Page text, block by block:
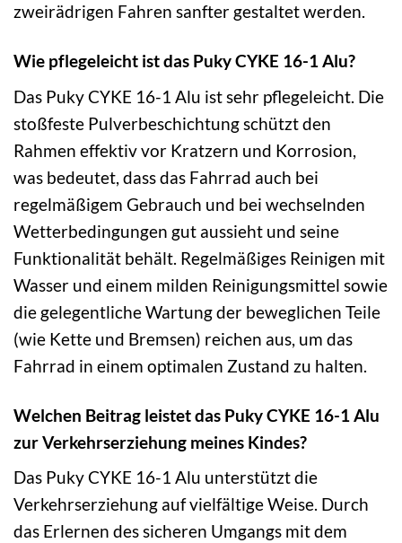
zweirädrigen Fahren sanfter gestaltet werden.
Wie pflegeleicht ist das Puky CYKE 16-1 Alu?
Das Puky CYKE 16-1 Alu ist sehr pflegeleicht. Die
stoßfeste Pulverbeschichtung schützt den
Rahmen effektiv vor Kratzern und Korrosion,
was bedeutet, dass das Fahrrad auch bei
regelmäßigem Gebrauch und bei wechselnden
Wetterbedingungen gut aussieht und seine
Funktionalität behält. Regelmäßiges Reinigen mit
Wasser und einem milden Reinigungsmittel sowie
die gelegentliche Wartung der beweglichen Teile
(wie Kette und Bremsen) reichen aus, um das
Fahrrad in einem optimalen Zustand zu halten.
Welchen Beitrag leistet das Puky CYKE 16-1 Alu
zur Verkehrserziehung meines Kindes?
Das Puky CYKE 16-1 Alu unterstützt die
Verkehrserziehung auf vielfältige Weise. Durch
das Erlernen des sicheren Umgangs mit dem